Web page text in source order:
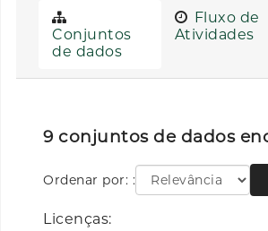
Conjuntos
de dados
Fluxo de
Atividades
9 conjuntos de dados
Ordenar por:
Licenças: